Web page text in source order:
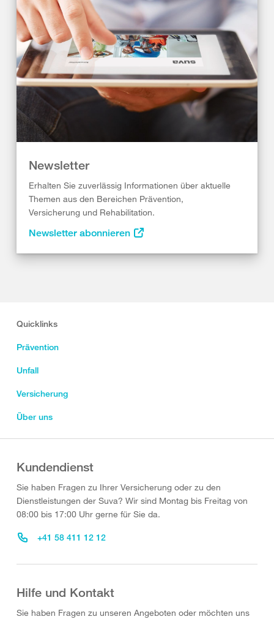
Newsletter
Erhalten Sie zuverlässig Informationen über aktuelle
Themen aus den Bereichen Prävention,
Versicherung und Rehabilitation.
Newsletter abonnieren
Quicklinks
Prävention
Unfall
Versicherung
Über uns
Kundendienst
Sie haben Fragen zu Ihrer Versicherung oder zu den
Dienstleistungen der Suva? Wir sind Montag bis Freitag von
08:00 bis 17:00 Uhr gerne für Sie da.
+41 58 411 12 12
Hilfe und Kontakt
Sie haben Fragen zu unseren Angeboten oder möchten uns